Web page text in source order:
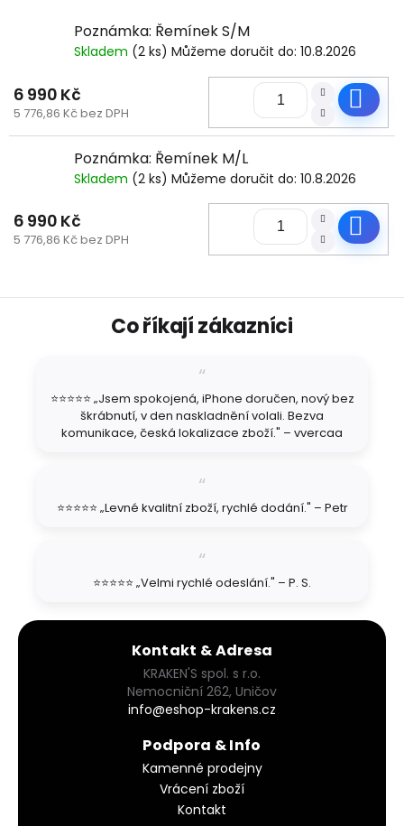
Poznámka: Řemínek S/M
Skladem (2 ks) Můžeme doručit do: 10.8.2026
6 990 Kč
5 776,86 Kč bez DPH
Poznámka: Řemínek M/L
Skladem (2 ks) Můžeme doručit do: 10.8.2026
6 990 Kč
5 776,86 Kč bez DPH
Z
Co říkají zákazníci
⭐⭐⭐⭐⭐ „Jsem spokojená, iPhone doručen, nový bez
škrábnutí, v den naskladnění volali. Bezva
komunikace, česká lokalizace zboží." – vvercaa
⭐⭐⭐⭐⭐ „Levné kvalitní zboží, rychlé dodání." – Petr
⭐⭐⭐⭐⭐ „Velmi rychlé odeslání." – P. S.
Kontakt & Adresa
KRAKEN'S spol. s r.o.
Nemocniční 262, Uničov
info@eshop-krakens.cz
Podpora & Info
Kamenné prodejny
Vrácení zboží
Kontakt